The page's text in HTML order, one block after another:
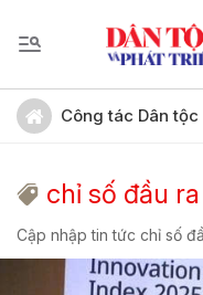
Công tác Dân tộc
chỉ số đầu
Cập nhập tin tức chỉ số